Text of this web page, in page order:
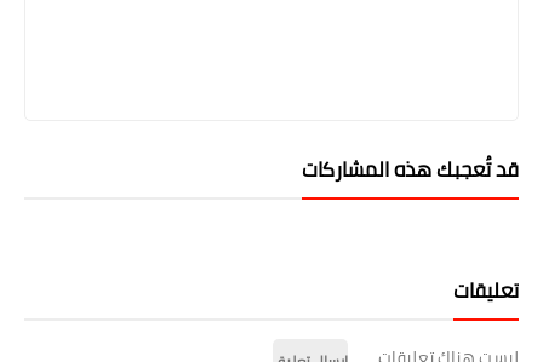
قد تُعجبك هذه المشاركات
تعليقات